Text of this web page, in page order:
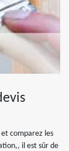
comparez les
il est sûr de